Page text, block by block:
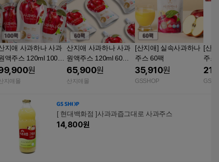
지애 사과하나 사과
액주스 120ml 100팩
사과즙, NFC 생과일
즙주스
원
지애몰
산지애 사과하나 사과
원액주스 120ml 60팩 /
사과즙, NFC 생과일 착
즙주스
65,900원
산지애몰
[산지애] 실속사과하나
주스 60팩
35,910원
GSSHOP
[산
주스
[ 현대백화점 ]사과과즙그대로 사과주스
14,800원